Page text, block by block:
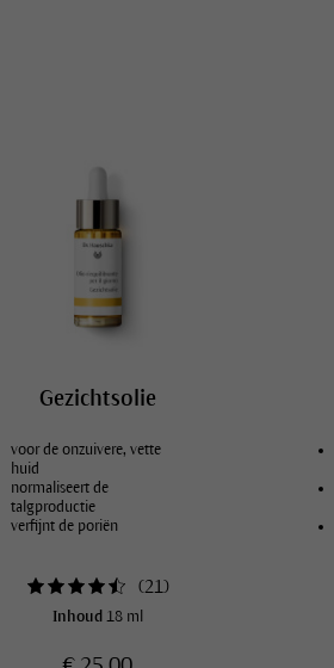
Gezichtsolie
voor de onzuivere, vette
huid
normaliseert de
talgproductie
verfijnt de poriën
(21 )
Inhoud18 ml